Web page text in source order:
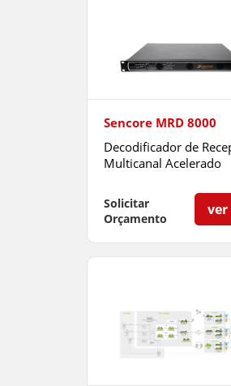
Sencore MRD 8000
Decodificador de
Multicanal Acelerado
Solicitar
Orçamento
ver